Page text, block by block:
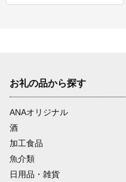
お礼の品から探す
ANAオリジナル
酒
加工食品
魚介類
日用品・雑貨